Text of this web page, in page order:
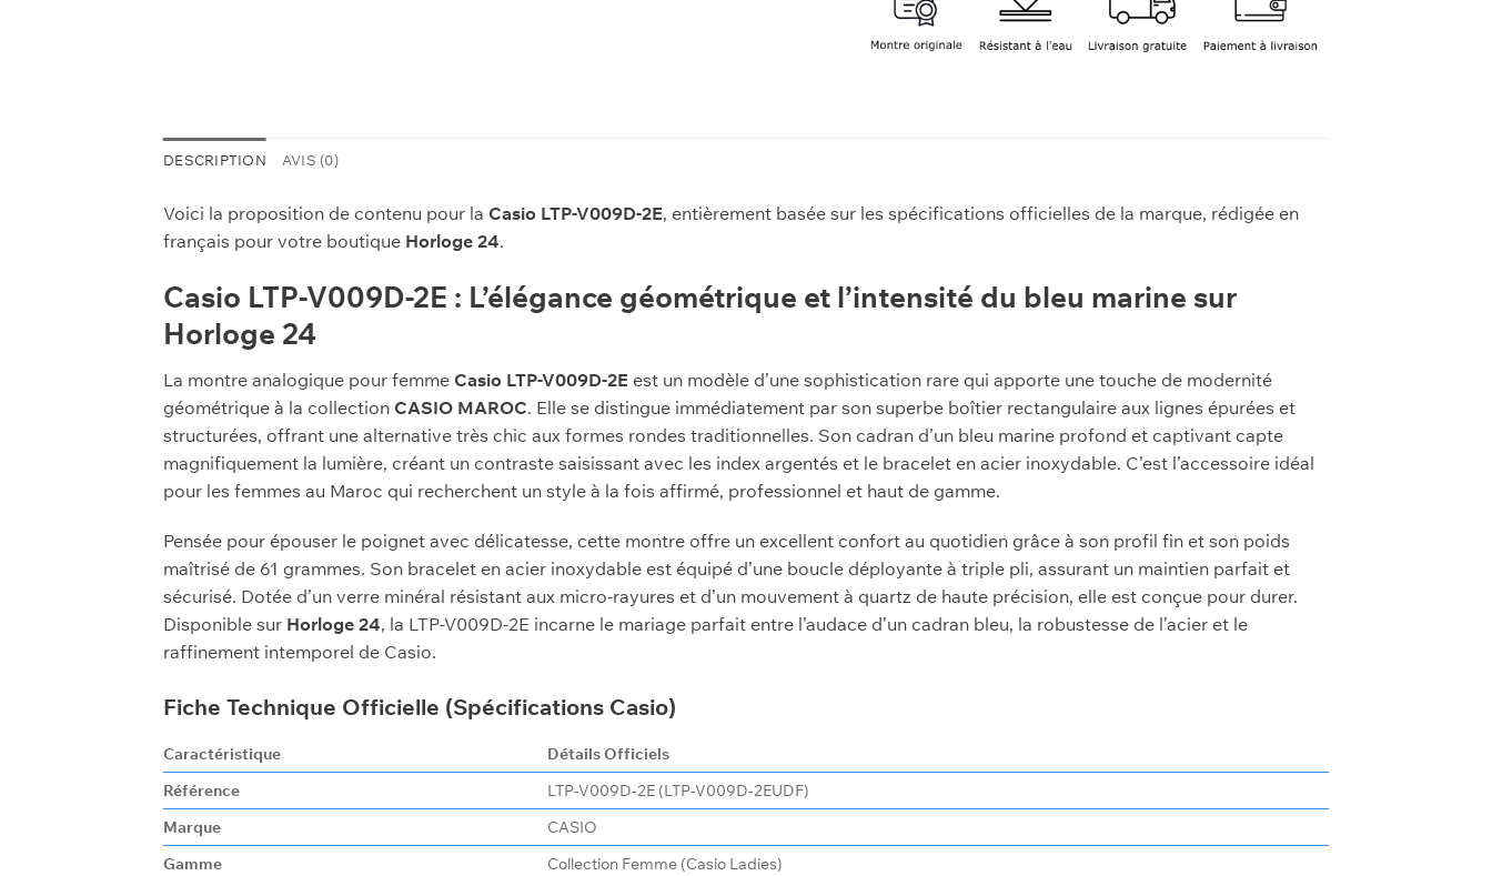
DESCRIPTION AVIS (0)
Voici la proposition de contenu pour la Casio LTP-V009D-2E, entièrement basée sur les spécifications officielles de la marque, rédigée en
français pour votre boutique Horloge 24.
Casio LTP-V009D-2E : L’élégance géométrique et l’intensité du bleu marine sur
Horloge 24
La montre analogique pour femme Casio LTP-V009D-2E est un modèle d’une sophistication rare qui apporte une touche de modernité
géométrique à la collection CASIO MAROC. Elle se distingue immédiatement par son superbe boîtier rectangulaire aux lignes épurées et
structurées, offrant une alternative très chic aux formes rondes traditionnelles. Son cadran d’un bleu marine profond et captivant capte
magnifiquement la lumière, créant un contraste saisissant avec les index argentés et le bracelet en acier inoxydable. C’est l’accessoire idéal
pour les femmes au Maroc qui recherchent un style à la fois affirmé, professionnel et haut de gamme.
Pensée pour épouser le poignet avec délicatesse, cette montre offre un excellent confort au quotidien grâce à son profil fin et son poids
maîtrisé de 61 grammes. Son bracelet en acier inoxydable est équipé d’une boucle déployante à triple pli, assurant un maintien parfait et
sécurisé. Dotée d’un verre minéral résistant aux micro-rayures et d’un mouvement à quartz de haute précision, elle est conçue pour durer.
Disponible sur Horloge 24, la LTP-V009D-2E incarne le mariage parfait entre l’audace d’un cadran bleu, la robustesse de l’acier et le
raffinement intemporel de Casio.
Fiche Technique Officielle (Spécifications Casio)
Caractéristique
Détails Officiels
Référence
LTP-V009D-2E (LTP-V009D-2EUDF)
Marque
CASIO
Gamme
Collection Femme (Casio Ladies)